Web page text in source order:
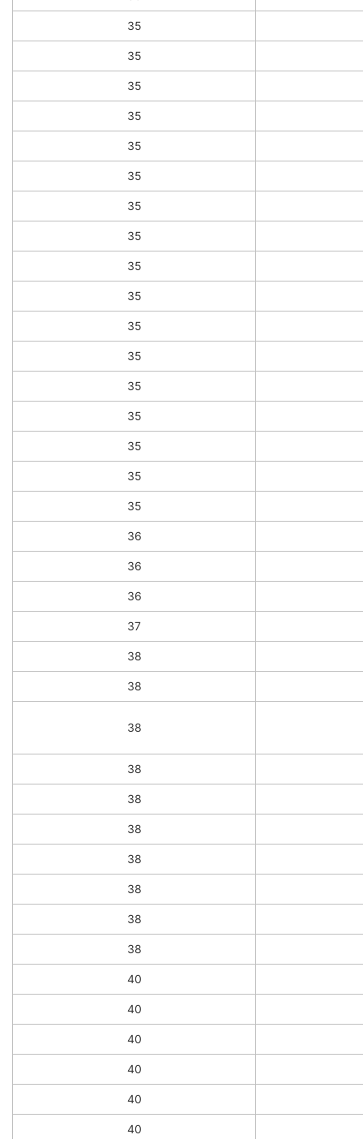
35
35
35
35
35
35
35
35
35
35
35
35
35
35
35
35
35
36
36
36
37
38
38
38
38
38
38
38
38
38
38
40
40
40
40
40
40